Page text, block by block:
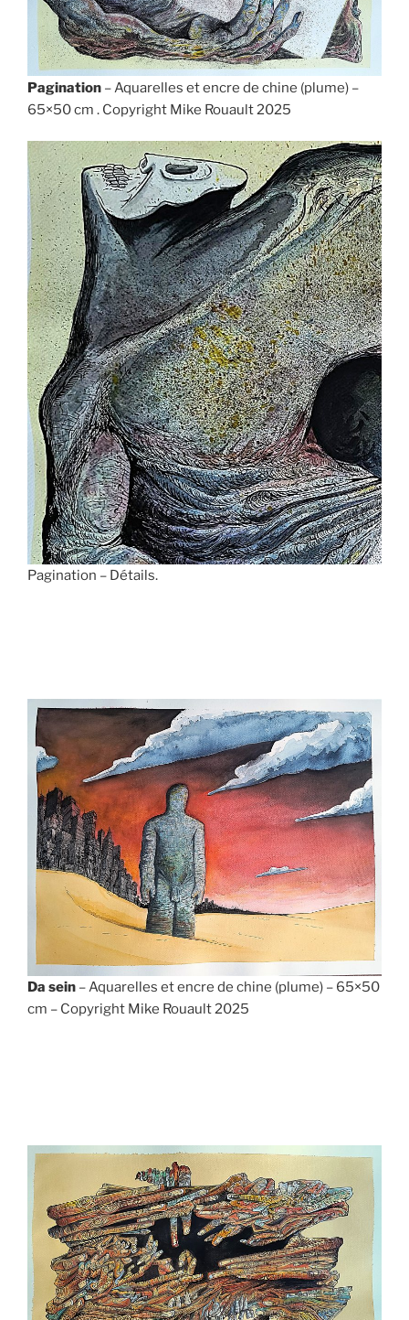
Pagination – Aquarelles et encre de chine (plume) –
65×50 cm . Copyright Mike Rouault 2025
Pagination – Détails.
Da sein – Aquarelles et encre de chine (plume) – 65×50
cm – Copyright Mike Rouault 2025